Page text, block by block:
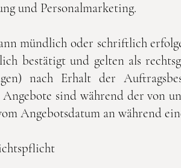
und Personalmarketing.
mündlich oder schriftlich
bestätigt und gelten als
nach Erhalt der
sind während der von
Angebotsdatum an während